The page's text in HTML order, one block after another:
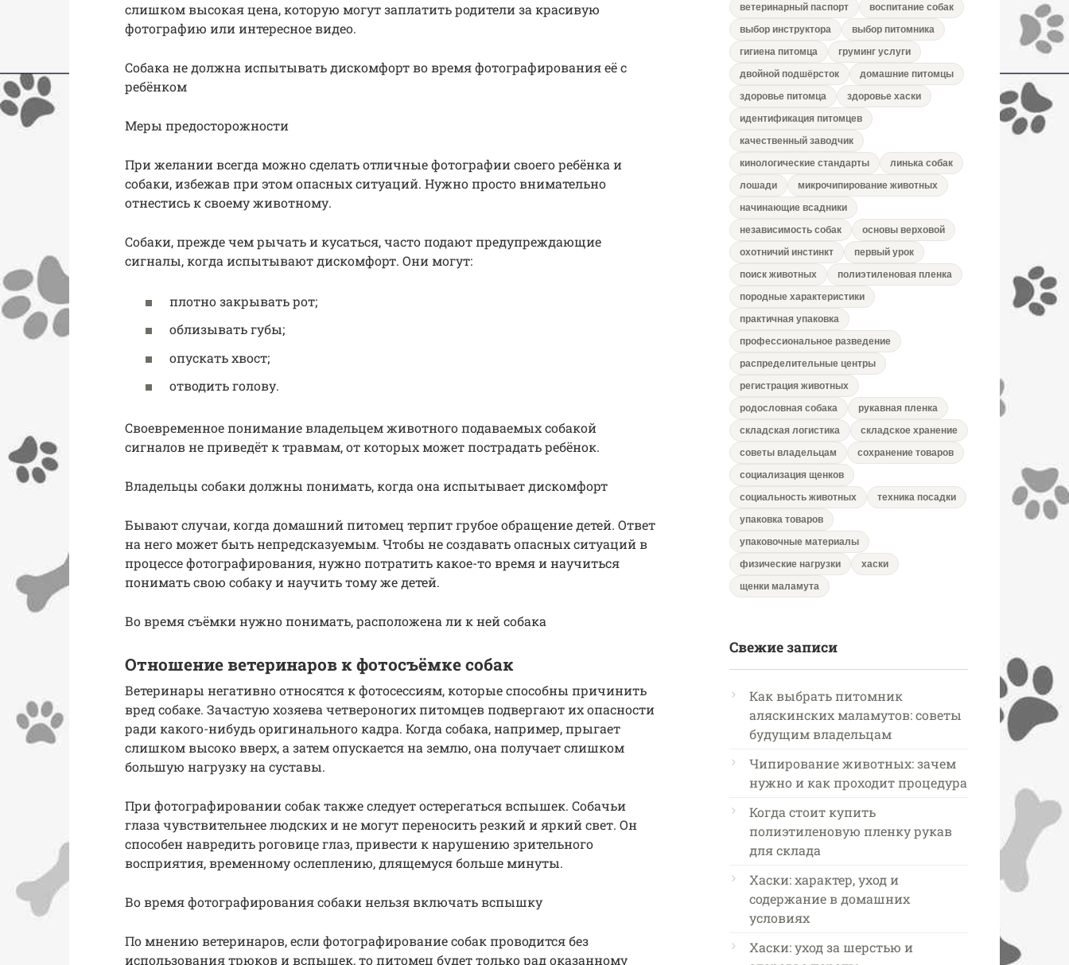
слишком высокая цена, которую могут заплатить родители за красивую
фотографию или интересное видео.
Собака не должна испытывать дискомфорт во время фотографирования её с
ребёнком
Меры предосторожности
При желании всегда можно сделать отличные фотографии своего ребёнка и
собаки, избежав при этом опасных ситуаций. Нужно просто внимательно
отнестись к своему животному.
Собаки, прежде чем рычать и кусаться, часто подают предупреждающие
сигналы, когда испытывают дискомфорт. Они могут:
плотно закрывать рот;
облизывать губы;
опускать хвост;
отводить голову.
Своевременное понимание владельцем животного подаваемых собакой
сигналов не приведёт к травмам, от которых может пострадать ребёнок.
Владельцы собаки должны понимать, когда она испытывает дискомфорт
Бывают случаи, когда домашний питомец терпит грубое обращение детей. Ответ
на него может быть непредсказуемым. Чтобы не создавать опасных ситуаций в
процессе фотографирования, нужно потратить какое-то время и научиться
понимать свою собаку и научить тому же детей.
Во время съёмки нужно понимать, расположена ли к ней собака
Отношение ветеринаров к фотосъёмке собак
Ветеринары негативно относятся к фотосессиям, которые способны причинить
вред собаке. Зачастую хозяева четвероногих питомцев подвергают их опасности
ради какого-нибудь оригинального кадра. Когда собака, например, прыгает
слишком высоко вверх, а затем опускается на землю, она получает слишком
большую нагрузку на суставы.
При фотографировании собак также следует остерегаться вспышек. Собачьи
глаза чувствительнее людских и не могут переносить резкий и яркий свет. Он
способен навредить роговице глаз, привести к нарушению зрительного
восприятия, временному ослеплению, длящемуся больше минуты.
Во время фотографирования собаки нельзя включать вспышку
По мнению ветеринаров, если фотографирование собак проводится без
использования трюков и вспышек, то питомец будет только рад оказанному
ветеринарный паспорт
воспитание собак
выбор инструктора
выбор питомника
гигиена питомца
груминг услуги
двойной подшёрсток
домашние питомцы
здоровье питомца
здоровье хаски
идентификация питомцев
качественный заводчик
кинологические стандарты
линька собак
лошади
микрочипирование животных
начинающие всадники
независимость собак
основы верховой
охотничий инстинкт
первый урок
поиск животных
полиэтиленовая пленка
породные характеристики
практичная упаковка
профессиональное разведение
распределительные центры
регистрация животных
родословная собака
рукавная пленка
складская логистика
складское хранение
советы владельцам
сохранение товаров
социализация щенков
социальность животных
техника посадки
упаковка товаров
упаковочные материалы
физические нагрузки
хаски
щенки маламута
Свежие записи
Как выбрать питомник
аляскинских маламутов: советы
будущим владельцам
Чипирование животных: зачем
нужно и как проходит процедура
Когда стоит купить
полиэтиленовую пленку рукав
для склада
Хаски: характер, уход и
содержание в домашних
условиях
Хаски: уход за шерстью и